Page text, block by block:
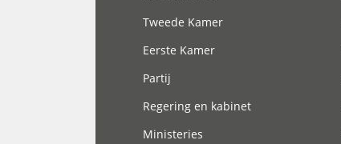
Tweede Kamer
Eerste Kamer
Partij
Regering en kabinet
Ministeries